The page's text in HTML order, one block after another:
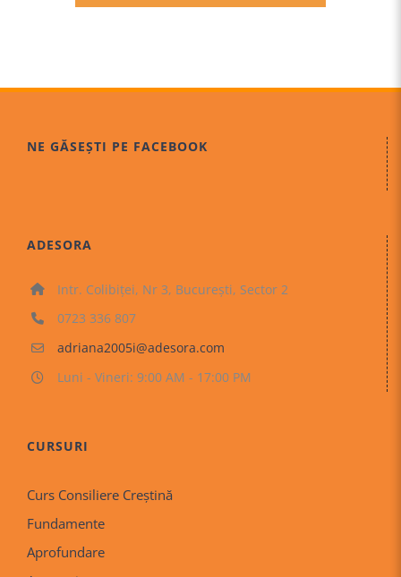
NE GĂSEȘTI PE FACEBOOK
ADESORA
Intr. Colibiței, Nr 3, București, Sector 2
0723 336 807
adriana2005i@adesora.com
Luni - Vineri: 9:00 AM - 17:00 PM
CURSURI
Curs Consiliere Creştină
Fundamente
Aprofundare